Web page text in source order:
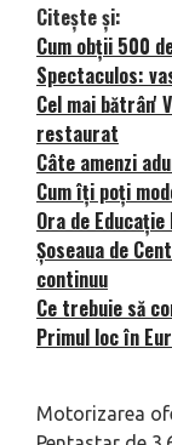
Citește și:
Cum obții 500
Spectaculos:
Cel mai bătrân'
restaurat
Câte amenzi
Cum îți poți
Ora de
Șoseaua de
continuu
Ce trebuie să
Primul loc în
Motorizarea